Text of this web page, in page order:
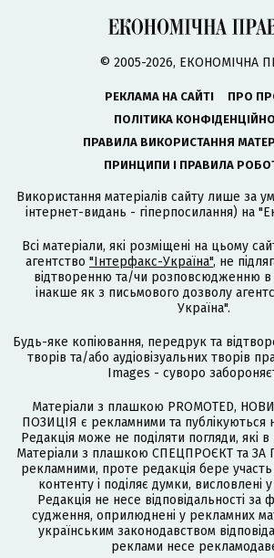
© 2005-2026, ЕКОНОМІЧНА
РЕКЛАМА НА САЙТІ
ПРО
ПОЛІТИКА
ПРАВИЛА ВИКОРИСТАННЯ
ПРИНЦИПИ І ПРАВИЛА
Використання матеріалів сайту лише за
інтернет-видань - гіперпосилання) на
Всі матеріали, які розміщені на цьому
агентство "Інтерфакс-Україна", не
відтворенню та/чи розповсюдженню в
інакше як з письмового дозволу
Україна".
Будь-яке копіювання, передрук та
творів та/або аудіовізуальних творів
Images - суворо
Матеріали з плашкою PROMOTED,
ПОЗИЦІЯ є рекламними та публікуються
Редакція може не поділяти погляди, які
Матеріали з плашкою СПЕЦПРОЄКТ та ЗА
рекламними, проте редакція бере участь
контенту і поділяє думки, висловлені
Редакція не несе відповідальності за
судження, оприлюднені у рекламних
українським законодавством
реклами несе